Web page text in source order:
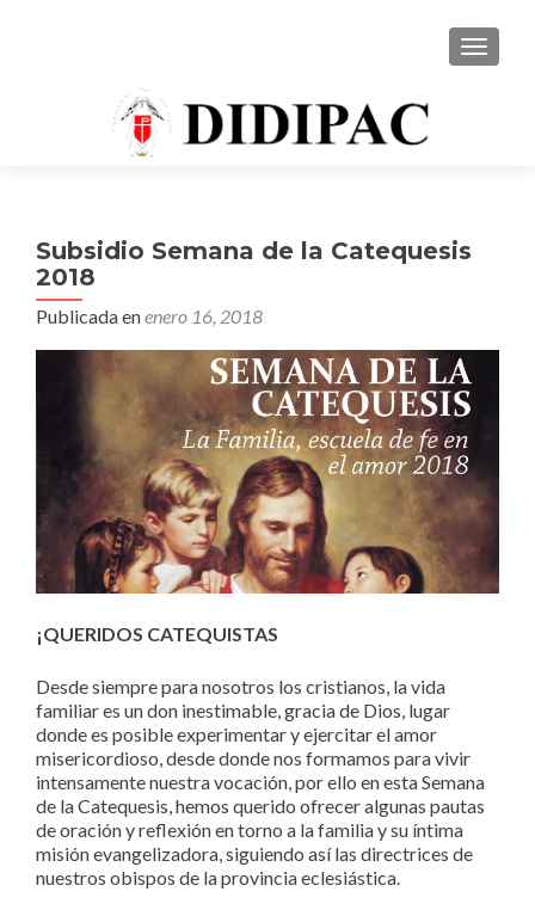
Subsidio Semana de la Catequesis
2018
Publicada enenero 16, 2018
¡QUERIDOS CATEQUISTAS
Desde siempre para nosotros los cristianos, la vida
familiar es un don inestimable, gracia de Dios, lugar
donde es posible experimentar y ejercitar el amor
misericordioso, desde donde nos formamos para vivir
intensamente nuestra vocación, por ello en esta Semana
de la Catequesis, hemos querido ofrecer algunas pautas
de oración y reflexión en torno a la familia y su íntima
misión evangelizadora, siguiendo así las directrices de
nuestros obispos de la provincia eclesiástica.